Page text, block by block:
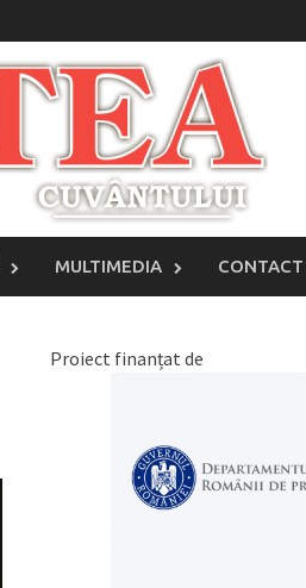
MULTIMEDIA CONTACT
Proiect finanțat de